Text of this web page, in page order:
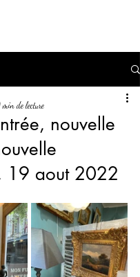
nouvelle
19 aout 2022
de lecture